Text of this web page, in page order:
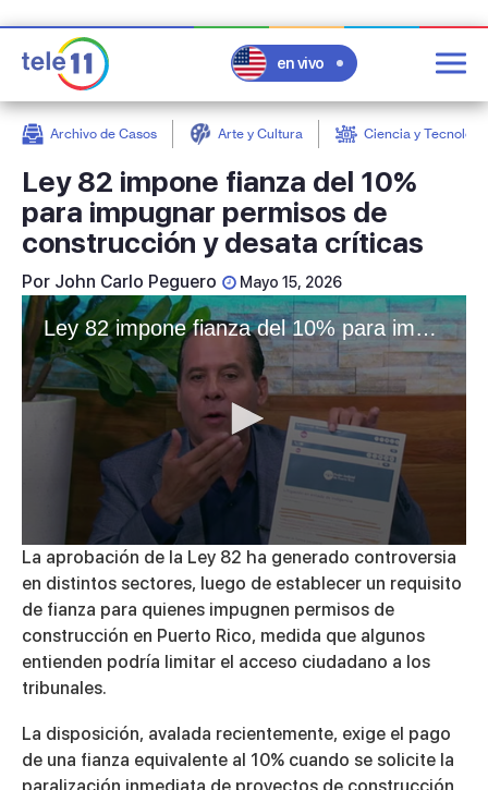
en vivo
Archivo de Casos Arte y Cultura Ciencia y
Ley 82 impone fianza del 10%
para impugnar permisos de
construcción y desata críticas
Por John Carlo Peguero Mayo 15, 2026
Ley 82 impone fianza del 10% para impugnar permisos de construcción y desata críticas
0
seconds
of
6
36
seconds
La aprobación de la Ley 82 ha generado controversia
en distintos sectores, luego de establecer un requisito
de fianza para quienes impugnen permisos de
construcción en Puerto Rico, medida que algunos
entienden podría limitar el acceso ciudadano a los
tribunales.
La disposición, avalada recientemente, exige el pago
de una fianza equivalente al 10% cuando se solicite la
post